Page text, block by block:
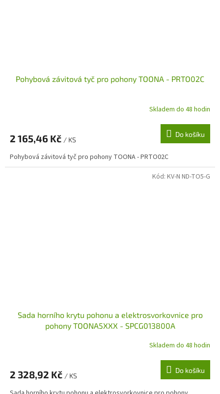
Pohybová závitová tyč pro pohony TOONA - PRTO02C
Skladem do 48 hodin
2 165,46 Kč / KS
Do košíku
Pohybová závitová tyč pro pohony TOONA - PRTO02C
Sada horního krytu pohonu a elektrosvorkovnice pro
pohony TOONA5XXX - SPCG013800A
Skladem do 48 hodin
2 328,92 Kč / KS
Do košíku
Kód: KV-N ND-TO5-G